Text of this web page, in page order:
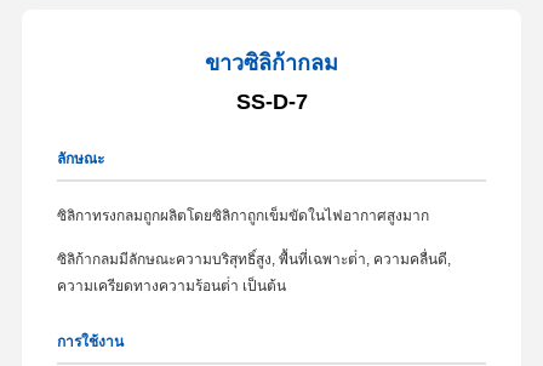
ขาวซิลิก้ากลม
SS-D-7
ลักษณะ
ซิลิกาทรงกลมถูกผลิตโดยซิลิกาถูกเข็มขัดในไฟอากาศสูงมาก
ซิลิก้ากลมมีลักษณะความบริสุทธิ์สูง, พื้นที่เฉพาะต่ํา, ความคลื่นดี,
ความเครียดทางความร้อนต่ํา เป็นต้น
การใช้งาน